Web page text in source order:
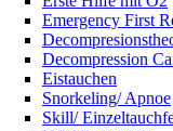
Emergency First
Decompression
Eistauchen
Snorkeling/ Apnoe
Skill/